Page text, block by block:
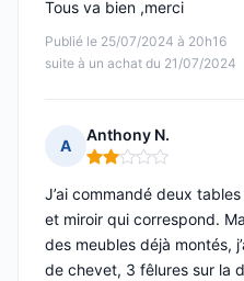
Publié le 25/07/2024 à 20h16
suite à un achat du 21/07/2024
Tous va bien ,merci
A
Anthony N.
Note : 2 sur 5
J’ai commandé deux
et miroir qui correspond.
des meubles déjà montés,
de chevet, 3 fêlures sur la